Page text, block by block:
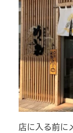
店に入る前に